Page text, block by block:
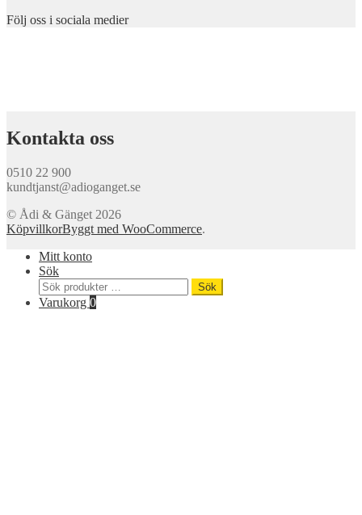
Följ oss i sociala medier
Kontakta oss
0510 22 900
kundtjanst@adioganget.se
© Ådi & Gänget 2026
KöpvillkorByggt med WooCommerce.
Mitt konto
Sök
Sök
efter:
Sök
Varukorg 0